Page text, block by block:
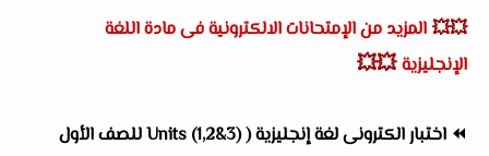
💥💥 المزيد من الإمتحانات الالكترونية فى مادة اللغة
الإنجليزية 💥💥
⏪
اختبار الكترونى لغة إنجليزية ( Units (1,2&3) للصف الأول